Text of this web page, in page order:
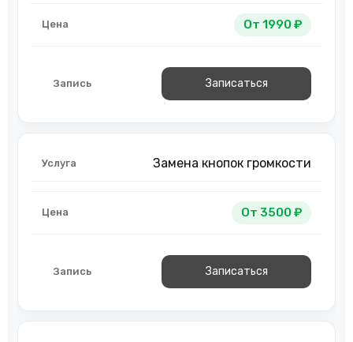
От 1990 ₽
Записаться
Замена кнопок громкости
От 3500 ₽
Записаться